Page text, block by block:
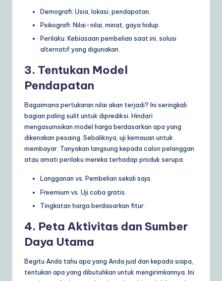
Demografi: Usia, lokasi, pendapatan.
Psikografi: Nilai-nilai, minat, gaya hidup.
Perilaku: Kebiasaan pembelian saat ini, solusi
alternatif yang digunakan.
3. Tentukan Model
Pendapatan
Bagaimana pertukaran nilai akan terjadi? Ini seringkali
bagian paling sulit untuk diprediksi. Hindari
mengasumsikan model harga berdasarkan apa yang
dikenakan pesaing. Sebaliknya, uji kemauan untuk
membayar. Tanyakan langsung kepada calon pelanggan
atau amati perilaku mereka terhadap produk serupa.
Langganan vs. Pembelian sekali saja.
Freemium vs. Uji coba gratis.
Tingkatan harga berdasarkan fitur.
4. Peta Aktivitas dan Sumber
Daya Utama
Begitu Anda tahu apa yang Anda jual dan kepada siapa,
tentukan apa yang dibutuhkan untuk mengirimkannya. Ini